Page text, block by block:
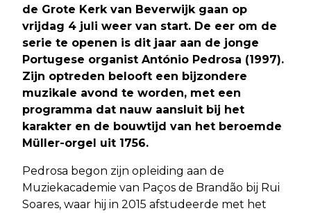
de Grote Kerk van Beverwijk gaan op
vrijdag 4 juli weer van start. De eer om de
serie te openen is dit jaar aan de jonge
Portugese organist António Pedrosa (1997).
Zijn optreden belooft een bijzondere
muzikale avond te worden, met een
programma dat nauw aansluit bij het
karakter en de bouwtijd van het beroemde
Müller-orgel uit 1756.
Pedrosa begon zijn opleiding aan de
Muziekacademie van Paços de Brandão bij Rui
Soares, waar hij in 2015 afstudeerde met het